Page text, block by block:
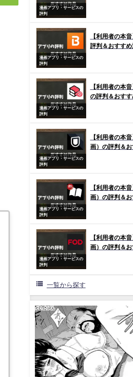
漫画アプリ・サービスの
評判
漫画アプリ・サービスの
評判
【利用者の本
評判＆おすすめ
漫画アプリ・サービスの
評判
【利用者の本
の評判＆おす
漫画アプリ・サービスの
評判
【利用者の本
画）の評判＆
漫画アプリ・サービスの
評判
【利用者の本
画）の評判＆
漫画アプリ・サービスの
評判
【利用者の本
画）の評判＆
一覧から探す